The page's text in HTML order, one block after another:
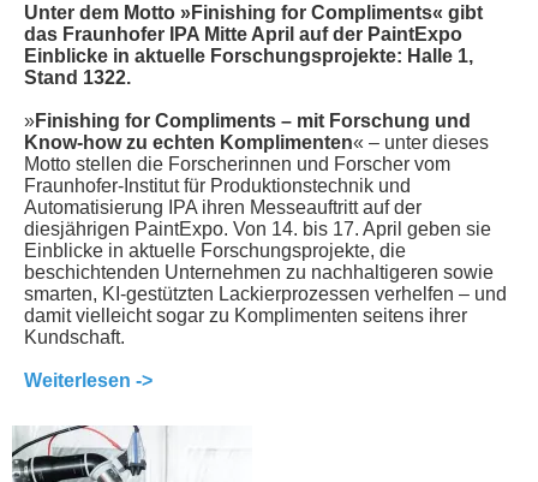
Unter dem Motto »Finishing for Compliments« gibt
das Fraunhofer IPA Mitte April auf der PaintExpo
Einblicke in aktuelle Forschungsprojekte: Halle 1,
Stand 1322.
»Finishing for Compliments – mit Forschung und
Know-how zu echten Komplimenten« – unter dieses
Motto stellen die Forscherinnen und Forscher vom
Fraunhofer-Institut für Produktionstechnik und
Automatisierung IPA ihren Messeauftritt auf der
diesjährigen PaintExpo. Von 14. bis 17. April geben sie
Einblicke in aktuelle Forschungsprojekte, die
beschichtenden Unternehmen zu nachhaltigeren sowie
smarten, KI-gestützten Lackierprozessen verhelfen – und
damit vielleicht sogar zu Komplimenten seitens ihrer
Kundschaft.
Weiterlesen ->